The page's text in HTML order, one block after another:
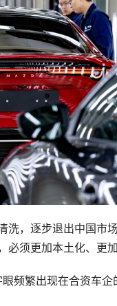
洗，逐步退出中国市
须更加本土化、更
眼频繁出现在合资车